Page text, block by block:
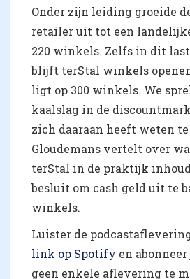
Onder zijn leiding groeide
retailer uit tot een
220 winkels. Zelfs in dit
blijft terStal winkels
ligt op 300 winkels. We
kaalslag in de
zich daaraan heeft weten
Gloudemans vertelt over
terStal in de praktijk
besluit om cash geld uit te
winkels.
Luister de
link op Spotify en
geen enkele aflevering te